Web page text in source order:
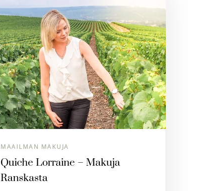
MAAILMAN MAKUJA
Quiche Lorraine – Makuja
Ranskasta